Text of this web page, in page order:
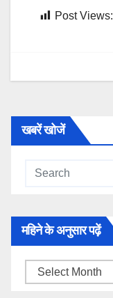
Post Views:
खबरें खोजें
महिने के अनुसार पढ़ें
महिने